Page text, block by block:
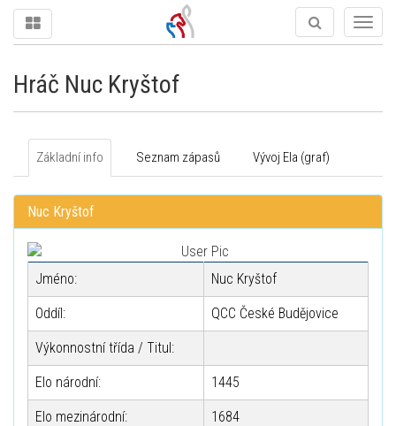
Hráč Nuc Kryštof
Základní info Seznam zápasů Vývoj Ela (graf)
Nuc Kryštof
Jméno: Nuc Kryštof
Oddíl: QCC České Budějovice
Výkonnostní třída / Titul:
Elo národní: 1445
Elo mezinárodní: 1684